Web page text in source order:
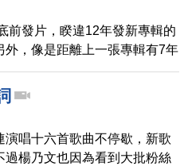
前發片，睽違12年發新專輯的
外，像是距離上一張專輯有7年
曲風，要給歌迷不同的感
唱十六首歌曲不停歇，新歌
楊乃文也因為看到大批粉絲